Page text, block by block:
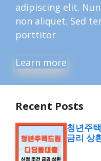
adipiscing elit.
non aliquet. Sed
porttitor
Learn more
Recent Posts
청년주
금리 상